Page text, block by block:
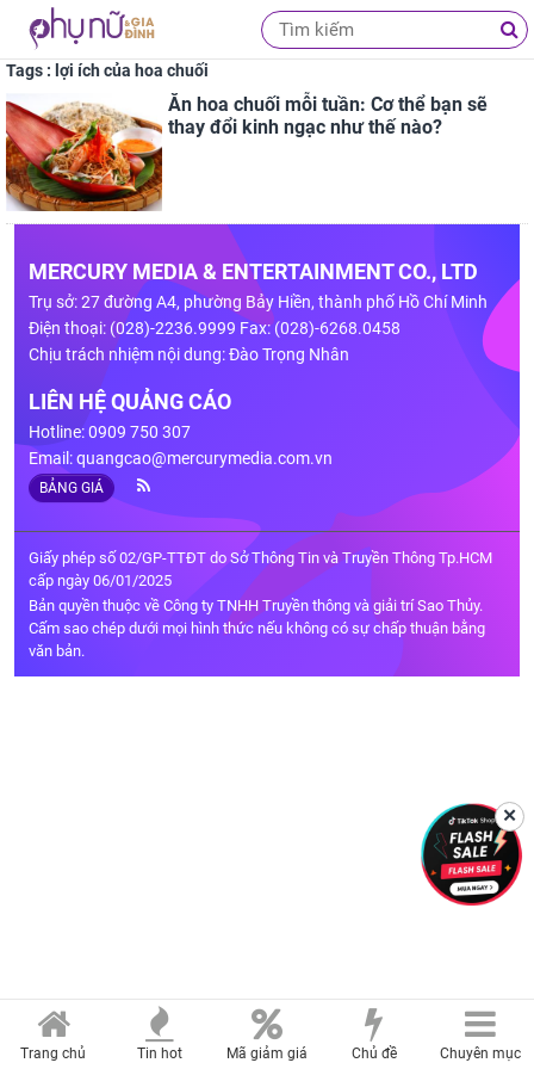
Tags : lợi ích của hoa chuối
Ăn hoa chuối mỗi tuần: Cơ thể bạn sẽ
thay đổi kinh ngạc như thế nào?
MERCURY MEDIA & ENTERTAINMENT CO., LTD
Trụ sở: 27 đường A4, phường Bảy Hiền, thành phố Hồ Chí Minh
Điện thoại: (028)-2236.9999 Fax: (028)-6268.0458
Chịu trách nhiệm nội dung: Đào Trọng Nhân
LIÊN HỆ QUẢNG CÁO
Hotline: 0909 750 307
Email:quangcao@mercurymedia.com.vn
BẢNG GIÁ
Giấy phép số 02/GP-TTĐT do Sở Thông Tin và Truyền Thông Tp.HCM
cấp ngày 06/01/2025
Bản quyền thuộc về Công ty TNHH Truyền thông và giải trí Sao Thủy.
Cấm sao chép dưới mọi hình thức nếu không có sự chấp thuận bằng
văn bản.
Trang chủ Tin hot Mã giảm giá Chủ đề Chuyên mục
✕